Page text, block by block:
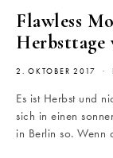
Flawless
Herbsttage
2. OKTOBER 2017
Es ist Herbst und
sich in einen
in Berlin so. Wenn